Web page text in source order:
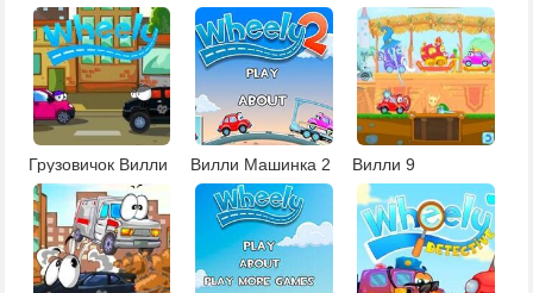
Грузовичок Вилли Вилли Машинка 2 Вилли 9